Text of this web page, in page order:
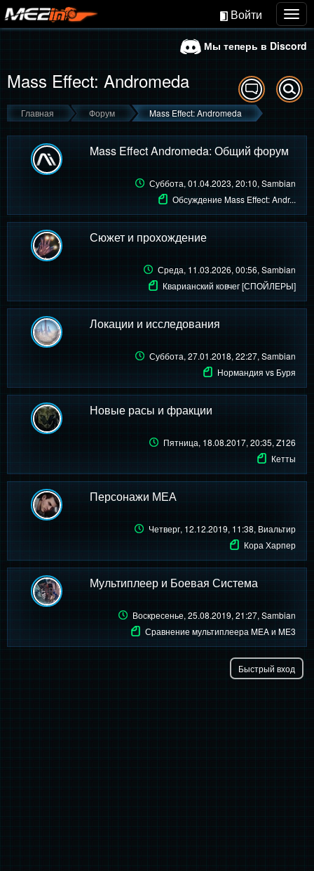
Войти
Мы теперь в Discord
Mass Effect: Andromeda
Главная Форум Mass Effect: Andromeda
Mass Effect Andromeda: Общий форум
Суббота, 01.04.2023, 20:10, Sambian
Обсуждение Mass Effect: Andr...
Сюжет и прохождение
Среда, 11.03.2026, 00:56, Sambian
Кварианский ковчег [СПОЙЛЕРЫ]
Локации и исследования
Суббота, 27.01.2018, 22:27, Sambian
Нормандия vs Буря
Новые расы и фракции
Пятница, 18.08.2017, 20:35, Z126
Кетты
Персонажи МЕА
Четверг, 12.12.2019, 11:38, Виальтир
Кора Харпер
Мультиплеер и Боевая Система
Воскресенье, 25.08.2019, 21:27, Sambian
Сравнение мультиплеера MEA и ME3